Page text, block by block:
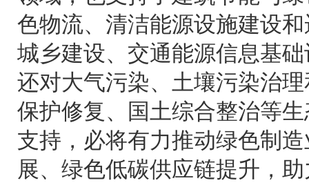
色物流、清洁能源设施建设
城乡建设、交通能源信息基
还对大气污染、土壤污染治
保护修复、国土综合整治等
支持，必将有力推动绿色制
展、绿色低碳供应链提升，